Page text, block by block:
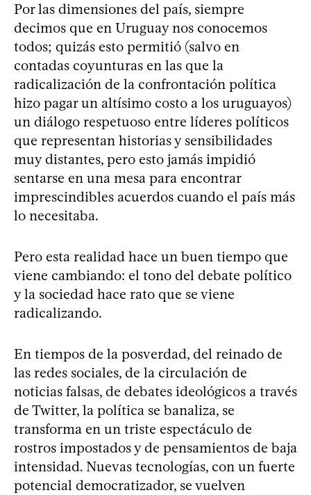
Por las dimensiones del país, siempre
decimos que en Uruguay nos conocemos
todos; quizás esto permitió (salvo en
contadas coyunturas en las que la
radicalización de la confrontación política
hizo pagar un altísimo costo a los uruguayos)
un diálogo respetuoso entre líderes políticos
que representan historias y sensibilidades
muy distantes, pero esto jamás impidió
sentarse en una mesa para encontrar
imprescindibles acuerdos cuando el país más
lo necesitaba.
Pero esta realidad hace un buen tiempo que
viene cambiando: el tono del debate político
y la sociedad hace rato que se viene
radicalizando.
En tiempos de la posverdad, del reinado de
las redes sociales, de la circulación de
noticias falsas, de debates ideológicos a través
de Twitter, la política se banaliza, se
transforma en un triste espectáculo de
rostros impostados y de pensamientos de baja
intensidad. Nuevas tecnologías, con un fuerte
potencial democratizador, se vuelven